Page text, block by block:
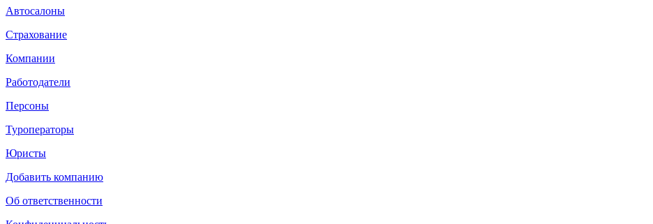
Автосалоны
Страхование
Компании
Работодатели
Персоны
Туроператоры
Юристы
Добавить компанию
Об ответственности